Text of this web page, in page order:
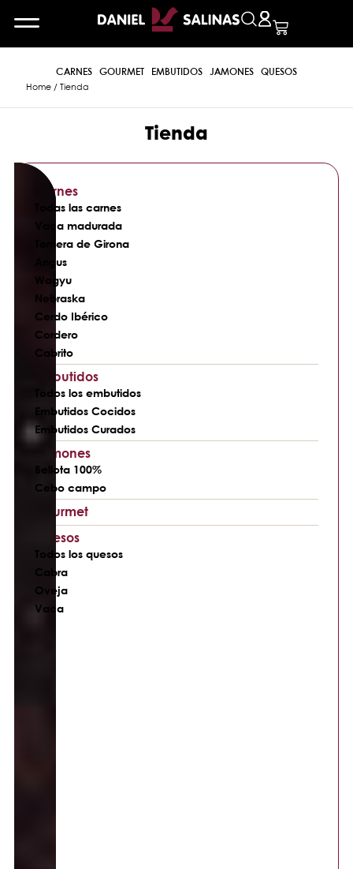
CARNES GOURMET EMBUTIDOS JAMONES QUESOS
Home/ Tienda
Tienda
Carnes
Todas las carnes
Vaca madurada
Ternera de Girona
Angus
Wagyu
Nebraska
Cerdo Ibérico
Cordero
Cabrito
Embutidos
Todos los embutidos
Embutidos Cocidos
Embutidos Curados
Jamones
Bellota 100%
Cebo campo
Gourmet
Quesos
Todos los quesos
Cabra
Oveja
Vaca